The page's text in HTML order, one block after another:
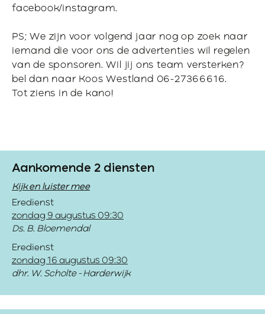
facebook/instagram.
PS; We zijn voor volgend jaar nog op zoek naar
iemand die voor ons de advertenties wil regelen
van de sponsoren. Wil jij ons team versterken?
bel dan naar Koos Westland 06-27366616.
Tot ziens in de kano!
Aankomende 2 diensten
Kijk en luister mee
Eredienst
zondag 9 augustus 09:30
Ds. B. Bloemendal
Eredienst
zondag 16 augustus 09:30
dhr. W. Scholte - Harderwijk